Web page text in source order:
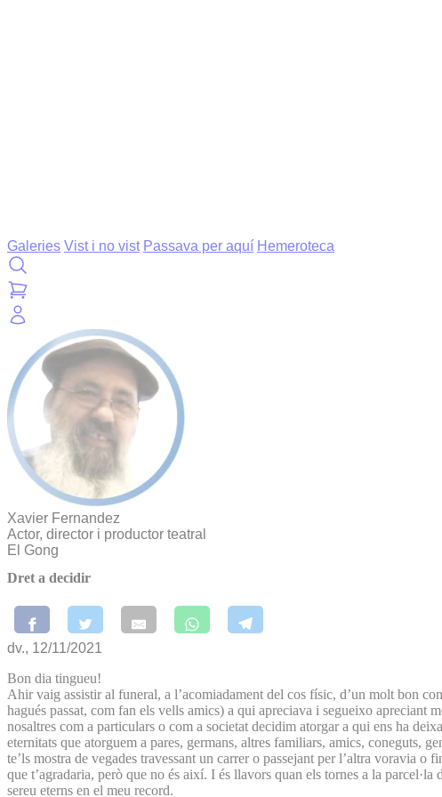
Galeries Vist i no vist Passava per aquí Hemeroteca
Xavier Fernandez
Actor, director i productor teatral
El Gong
Dret a decidir
dv., 12/11/2021
Bon dia tingueu!
Ahir vaig assistir al funeral, a l’acomiadament del cos físic, d’un molt bon
hagués passat, com fan els vells amics) a qui apreciava i segueixo
nosaltres com a particulars o com a societat decidim atorgar a qui ens ha
eternitats que atorguem a pares, germans, altres familiars, amics, coneguts,
te’ls mostra de vegades travessant un carrer o passejant per l’altra voravia
que t’agradaria, però que no és així. I és llavors quan els tornes a la
sereu eterns en el meu record.